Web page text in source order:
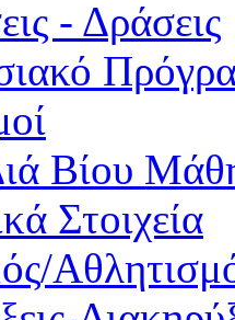
- Δράσεις
Βίου
Στοιχεία